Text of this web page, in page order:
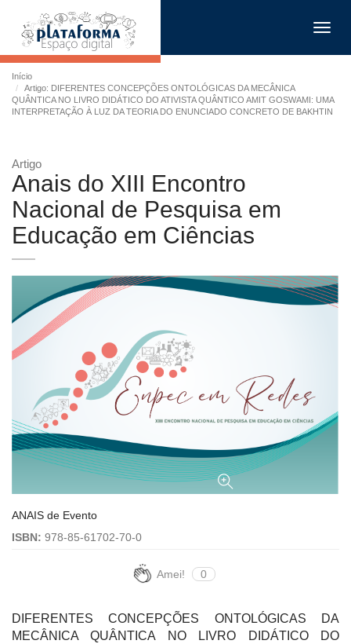
Início
Artigo: DIFERENTES CONCEPÇÕES ONTOLÓGICAS DA MECÂNICA
QUÂNTICA NO LIVRO DIDÁTICO DO ATIVISTA QUÂNTICO AMIT GOSWAMI: UMA
INTERPRETAÇÃO À LUZ DA TEORIA DO ENUNCIADO CONCRETO DE BAKHTIN
Artigo
Anais do XIII Encontro
Nacional de Pesquisa em
Educação em Ciências
ANAIS de Evento
ISBN: 978-85-61702-70-0
Amei! 0
DIFERENTES CONCEPÇÕES ONTOLÓGICAS DA
MECÂNICA QUÂNTICA NO LIVRO DIDÁTICO DO